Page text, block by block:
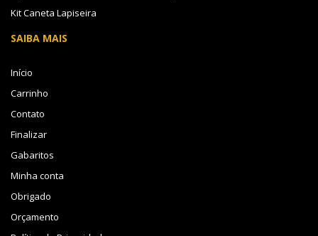
Kit Caneta Lapiseira
SAIBA MAIS
Início
Carrinho
Contato
Finalizar
Gabaritos
Minha conta
Obrigado
Orçamento